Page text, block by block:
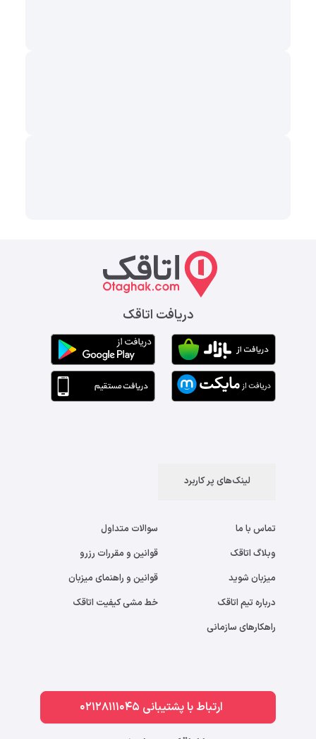
دریافت اتاقک
لینک‌های پر کاربرد
تماس با ما
وبلاگ اتاقک
میزبان شوید
درباره تیم اتاقک
راهکارهای سازمانی
سوالات متداول
قوانین و مقررات رزرو
قوانین و راهنمای میزبان
خط مشی کیفیت اتاقک
ارتباط با پشتیبانی 02128111045